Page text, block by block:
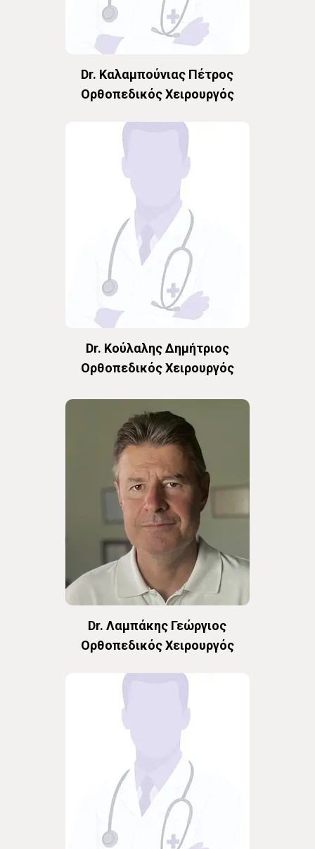
Dr. Καλαμπούνιας Πέτρος
Oρθοπεδικός Χειρουργός
Dr. Κούλαλης Δημήτριος
Oρθοπεδικός Χειρουργός
Dr. Λαμπάκης Γεώργιος
Oρθοπεδικός Χειρουργός